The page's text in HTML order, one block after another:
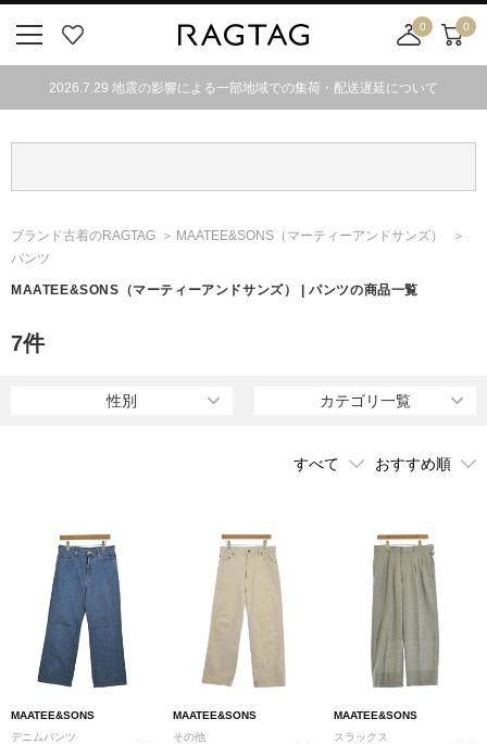
気
0
舗
カ
ト
0
2026.7.29 地震の影響による一部地域での集荷・配送遅延について
ブランド古着のRAGTAG MAATEE&SONS （マーティーアンドサンズ）
パンツ
MAATEE&SONS （マーティーアンドサンズ） | パンツの商品一覧
7件
性別 カテゴリ一覧
MAATEE&SONS
デニムパンツ
MAATEE&SONS
その他
MAATEE&SONS
スラックス